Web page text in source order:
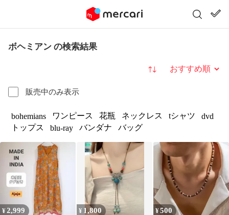
ボヘミアン の検索結果
販売中のみ表示
並び替え
bohemians ワンピース 花瓶 ネックレス tシャツ
dvd
トップス
blu-ray バンダナ バッグ
¥2,999 ¥ 1,800 ¥500